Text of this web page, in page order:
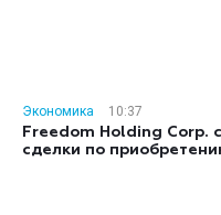
Экономика
10:37
Freedom Holding Corp.
сделки по